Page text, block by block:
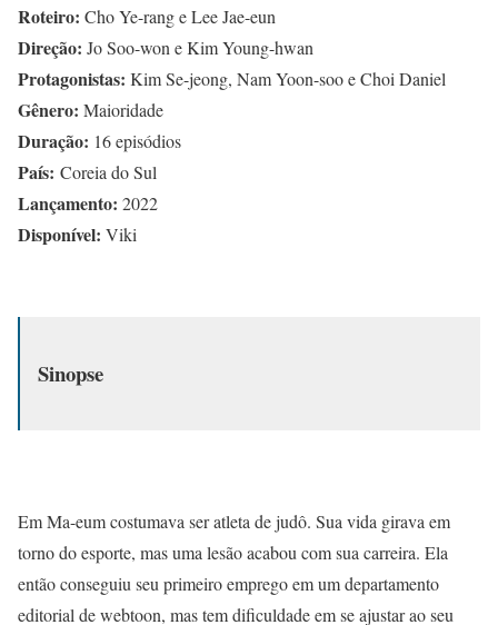
Roteiro: Cho Ye-rang e Lee Jae-eun
Direção: Jo Soo-won e Kim Young-hwan
Protagonistas: Kim Se-jeong, Nam Yoon-soo e Choi Daniel
Gênero: Maioridade
Duração: 16 episódios
País: Coreia do Sul
Lançamento: 2022
Disponível: Viki
Sinopse
Em Ma-eum costumava ser atleta de judô. Sua vida girava em
torno do esporte, mas uma lesão acabou com sua carreira. Ela
então conseguiu seu primeiro emprego em um departamento
editorial de webtoon, mas tem dificuldade em se ajustar ao seu